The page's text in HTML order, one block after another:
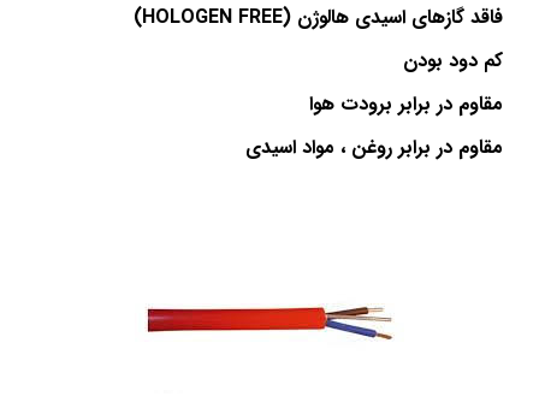
فاقد گازهای اسیدی هالوژن (HOLOGEN FREE
)
کم دود بودن
مقاوم در برابر برودت هوا
مقاوم در برابر روغن ، مواد اسیدی